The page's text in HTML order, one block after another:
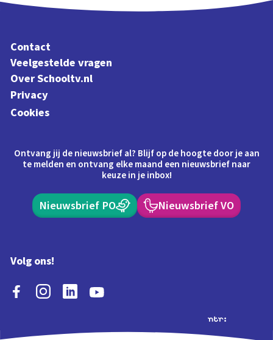
Contact
Veelgestelde vragen
Over Schooltv.nl
Privacy
Cookies
Ontvang jij de nieuwsbrief al? Blijf op de hoogte door je aan
te melden en ontvang elke maand een nieuwsbrief naar
keuze in je inbox!
Nieuwsbrief PO Nieuwsbrief VO
Volg ons!